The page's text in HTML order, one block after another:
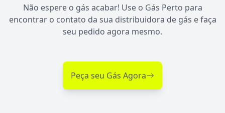
Não espere o gás acabar! Use o Gás Perto para
encontrar o contato da sua distribuidora de gás e faça
seu pedido agora mesmo.
Peça seu Gás Agora